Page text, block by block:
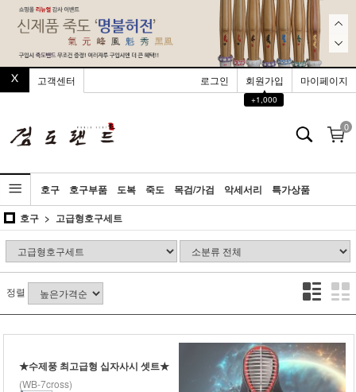
고객센터 로그인
회원가입
▲
+1,000
마이페이지
0
호구 호구부품 도복 죽도 목검/가검 악세서리
특가상품
호구
고급형호구세트
정렬
★수제풍 최고급형 십자사시 셋트★
(WB-7cross)